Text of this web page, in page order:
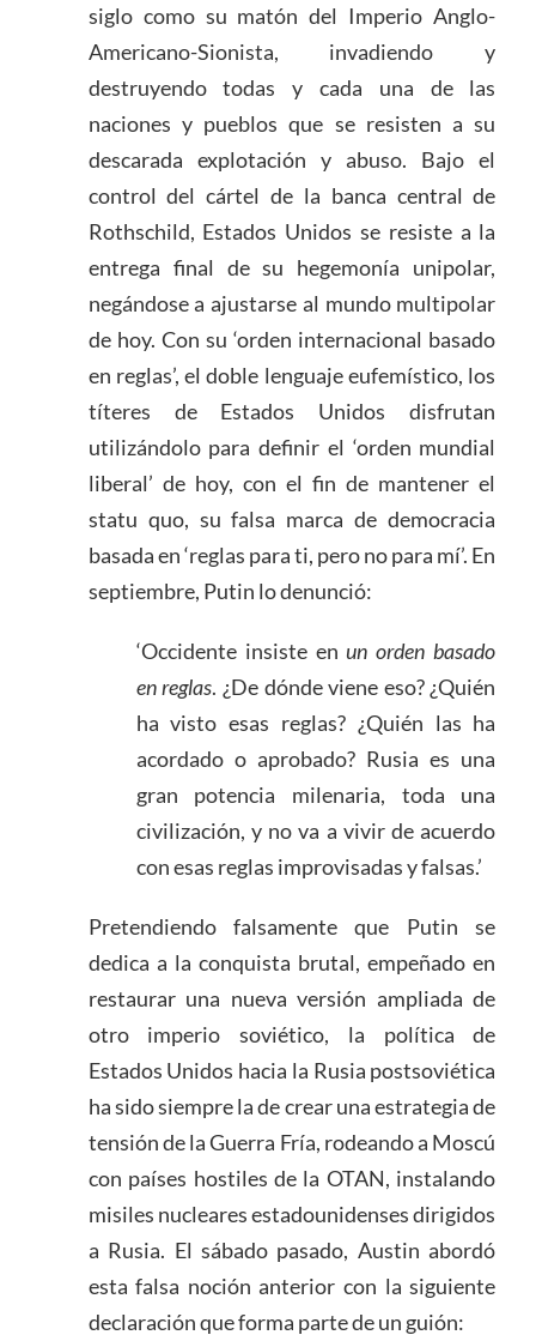
siglo como su matón del Imperio Anglo-
Americano-Sionista, invadiendo y
destruyendo todas y cada una de las
naciones y pueblos que se resisten a su
descarada explotación y abuso. Bajo el
control del cártel de la banca central de
Rothschild, Estados Unidos se resiste a la
entrega final de su hegemonía unipolar,
negándose a ajustarse al mundo multipolar
de hoy. Con su ‘orden internacional basado
en reglas’, el doble lenguaje eufemístico, los
títeres de Estados Unidos disfrutan
utilizándolo para definir el ‘orden mundial
liberal’ de hoy, con el fin de mantener el
statu quo, su falsa marca de democracia
basada en ‘reglas para ti, pero no para mí’. En
septiembre, Putin lo denunció:
‘Occidente insiste enun orden basado
en reglas. ¿De dónde viene eso? ¿Quién
ha visto esas reglas? ¿Quién las ha
acordado o aprobado? Rusia es una
gran potencia milenaria, toda una
civilización, y no va a vivir de acuerdo
con esas reglas improvisadas y falsas.’
Pretendiendo falsamente que Putin se
dedica a la conquista brutal, empeñado en
restaurar una nueva versión ampliada de
otro imperio soviético, la política de
Estados Unidos hacia la Rusia postsoviética
ha sido siempre la de crear una estrategia de
tensión de la Guerra Fría, rodeando a Moscú
con países hostiles de la OTAN, instalando
misiles nucleares estadounidenses dirigidos
a Rusia. El sábado pasado, Austin abordó
esta falsa noción anterior con la siguiente
declaración que forma parte de un guión: